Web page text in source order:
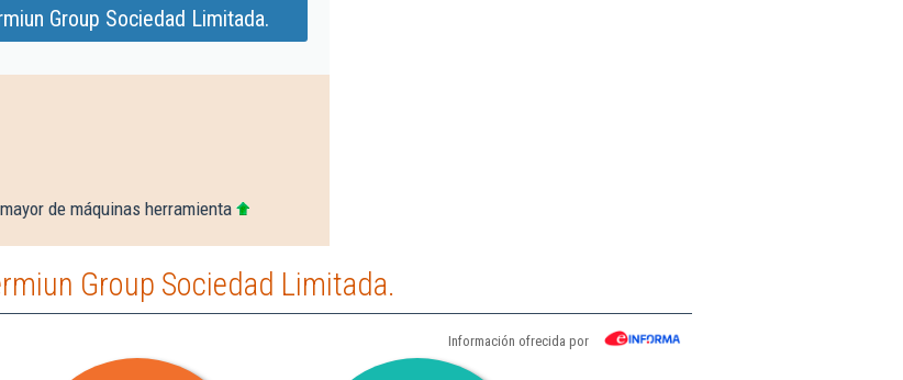
Group Sociedad Limitada.
de máquinas herramienta
Group Sociedad Limitada.
Información ofrecida por